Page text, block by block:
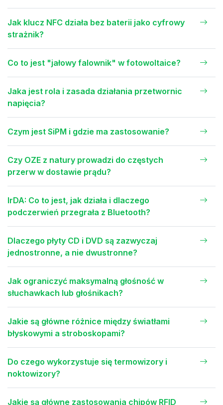
Jak klucz NFC działa bez baterii jako cyfrowy
strażnik?
Co to jest "jałowy falownik" w fotowoltaice?
Jaka jest rola i zasada działania przetwornic
napięcia?
Czym jest SiPM i gdzie ma zastosowanie?
Czy OZE z natury prowadzi do częstych
przerw w dostawie prądu?
IrDA: Co to jest, jak działa i dlaczego
podczerwień przegrała z Bluetooth?
Dlaczego płyty CD i DVD są zazwyczaj
jednostronne, a nie dwustronne?
Jak ograniczyć maksymalną głośność w
słuchawkach lub głośnikach?
Jakie są główne różnice między światłami
błyskowymi a stroboskopami?
Do czego wykorzystuje się termowizory i
noktowizory?
Jakie są główne zastosowania chipów RFID